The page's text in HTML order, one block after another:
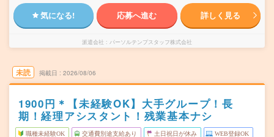
気になる! 応募へ進む 詳しく見る
派遣会社 パーソルテンプスタッフ株式会社
未読 掲載日 2026/08/06
1900円＊【未経験OK】大手グループ！長
期！経理アシスタント！残業基本ナシ
職種未経験OK 交通費別途支給あり 土日祝日が休み WEB登録OK